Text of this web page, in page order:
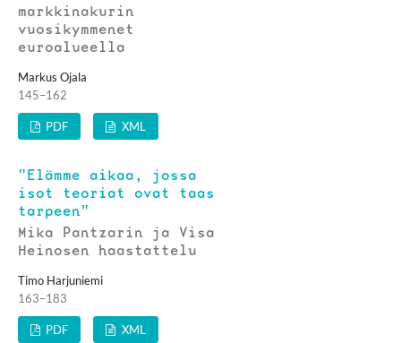
markkinakurin
vuosikymmenet
euroalueella
Markus Ojala
145–162
PDF XML
"Elämme aikaa, jossa
isot teoriat ovat taas
tarpeen"
Mika Pantzarin ja Visa
Heinosen haastattelu
Timo Harjuniemi
163–183
PDF XML